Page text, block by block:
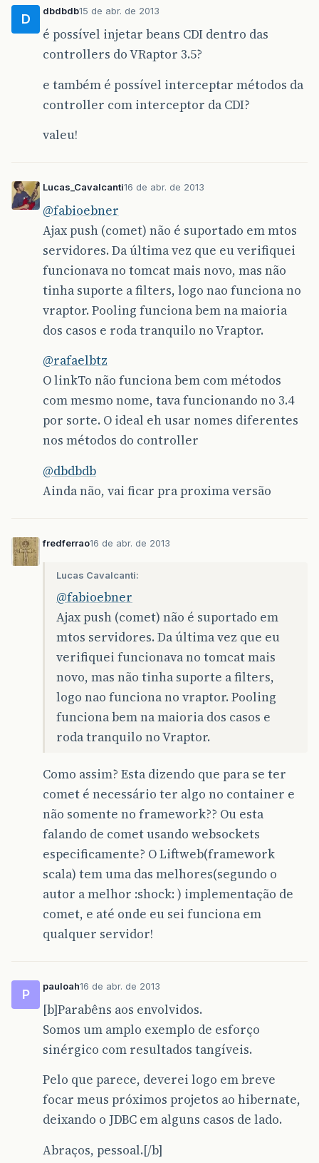
D
dbdbdb15 de abr. de 2013
é possível injetar beans CDI dentro das
controllers do VRaptor 3.5?
e também é possível interceptar métodos da
controller com interceptor da CDI?
valeu!
Lucas_Cavalcanti16 de abr. de 2013
@fabioebner
Ajax push (comet) não é suportado em mtos
servidores. Da última vez que eu verifiquei
funcionava no tomcat mais novo, mas não
tinha suporte a filters, logo nao funciona no
vraptor. Pooling funciona bem na maioria
dos casos e roda tranquilo no Vraptor.
@rafaelbtz
O linkTo não funciona bem com métodos
com mesmo nome, tava funcionando no 3.4
por sorte. O ideal eh usar nomes diferentes
nos métodos do controller
@dbdbdb
Ainda não, vai ficar pra proxima versão
fredferrao16 de abr. de 2013
Lucas Cavalcanti:
@fabioebner
Ajax push (comet) não é suportado em
mtos servidores. Da última vez que eu
verifiquei funcionava no tomcat mais
novo, mas não tinha suporte a filters,
logo nao funciona no vraptor. Pooling
funciona bem na maioria dos casos e
roda tranquilo no Vraptor.
Como assim? Esta dizendo que para se ter
comet é necessário ter algo no container e
não somente no framework?? Ou esta
falando de comet usando websockets
especificamente? O Liftweb(framework
scala) tem uma das melhores(segundo o
autor a melhor :shock: ) implementação de
comet, e até onde eu sei funciona em
qualquer servidor!
P
pauloah16 de abr. de 2013
[b]Parabêns aos envolvidos.
Somos um amplo exemplo de esforço
sinérgico com resultados tangíveis.
Pelo que parece, deverei logo em breve
focar meus próximos projetos ao hibernate,
deixando o JDBC em alguns casos de lado.
Abraços, pessoal.[/b]